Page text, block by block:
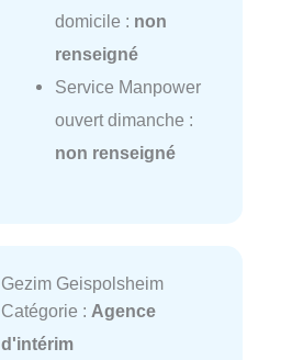
domicile : non
renseigné
Service Manpower
ouvert dimanche :
non renseigné
Gezim Geispolsheim
Catégorie : Agence
d'intérim